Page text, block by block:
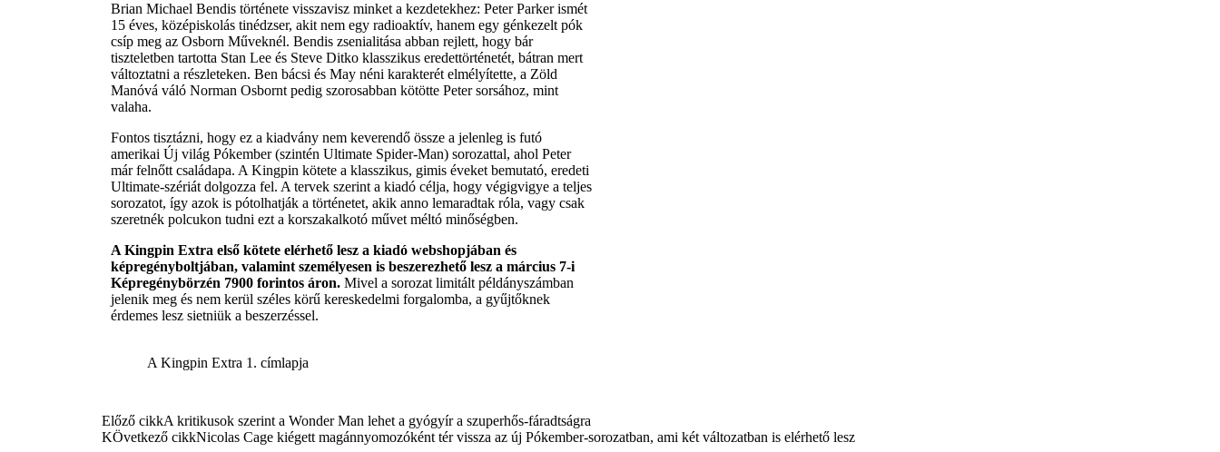
Brian Michael Bendis története visszavisz minket a kezdetekhez: Peter Parker ismét
15 éves, középiskolás tinédzser, akit nem egy radioaktív, hanem egy génkezelt pók
csíp meg az Osborn Műveknél. Bendis zsenialitása abban rejlett, hogy bár
tiszteletben tartotta Stan Lee és Steve Ditko klasszikus eredettörténetét, bátran mert
változtatni a részleteken. Ben bácsi és May néni karakterét elmélyítette, a Zöld
Manóvá váló Norman Osbornt pedig szorosabban kötötte Peter sorsához, mint
valaha.
Fontos tisztázni, hogy ez a kiadvány nem keverendő össze a jelenleg is futó
amerikai Új világ Pókember (szintén Ultimate Spider-Man) sorozattal, ahol Peter
már felnőtt családapa. A Kingpin kötete a klasszikus, gimis éveket bemutató, eredeti
Ultimate-szériát dolgozza fel. A tervek szerint a kiadó célja, hogy végigvigye a teljes
sorozatot, így azok is pótolhatják a történetet, akik anno lemaradtak róla, vagy csak
szeretnék polcukon tudni ezt a korszakalkotó művet méltó minőségben.
A Kingpin Extra első kötete elérhető lesz a kiadó webshopjában és
képregényboltjában, valamint személyesen is beszerezhető lesz a március 7-i
Képregénybörzén 7900 forintos áron. Mivel a sorozat limitált példányszámban
jelenik meg és nem kerül széles körű kereskedelmi forgalomba, a gyűjtőknek
érdemes lesz sietniük a beszerzéssel.
A Kingpin Extra 1. címlapja
Előző cikkA kritikusok szerint a Wonder Man lehet a gyógyír a szuperhős-fáradtságra
KÖvetkező cikkNicolas Cage kiégett magánnyomozóként tér vissza az új Pókember-sorozatban, ami két változatban is elérhető lesz